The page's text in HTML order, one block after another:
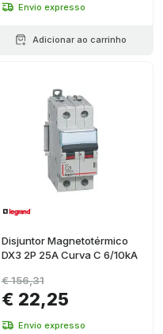
Envio expresso
Adicionar ao carrinho
Disjuntor Magnetotérmico
DX3 2P 25A Curva C 6/10kA
€ 22,25
€ 156,31
Envio expresso